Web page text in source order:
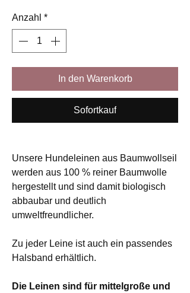
Anzahl *
In den Warenkorb
Sofortkauf
Unsere Hundeleinen aus Baumwollseil
werden aus 100 % reiner Baumwolle
hergestellt und sind damit biologisch
abbaubar und deutlich
umweltfreundlicher.
Zu jeder Leine ist auch ein passendes
Halsband erhältlich.
Die Leinen sind für mittelgroße und